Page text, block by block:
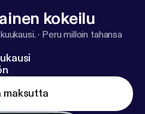
kokeilu
· Peru milloin tahansa
maksutta